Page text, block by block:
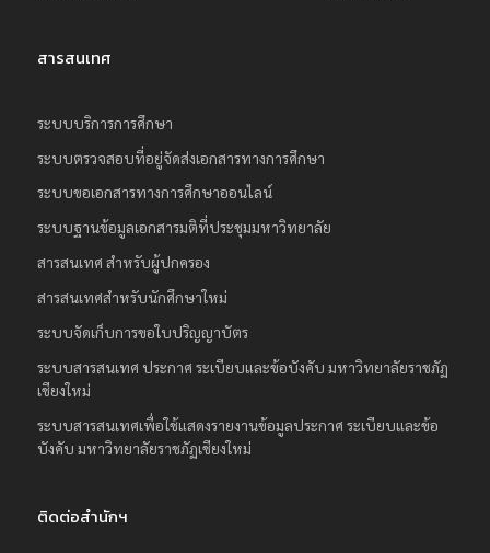
สารสนเทศ
ระบบบริการการศึกษา
ระบบตรวจสอบที่อยู่จัดส่งเอกสารทางการศึกษา
ระบบขอเอกสารทางการศึกษาออนไลน์
ระบบฐานข้อมูลเอกสารมติที่ประชุมมหาวิทยาลัย
สารสนเทศ สำหรับผู้ปกครอง
สารสนเทศสำหรับนักศึกษาใหม่
ระบบจัดเก็บการขอใบปริญญาบัตร
ระบบสารสนเทศ ประกาศ ระเบียบและข้อบังคับ มหาวิทยาลัยราชภัฏ
เชียงใหม่
ระบบสารสนเทศเพื่อใช้แสดงรายงานข้อมูลประกาศ ระเบียบและข้อ
บังคับ มหาวิทยาลัยราชภัฏเชียงใหม่
ติดต่อสำนักฯ